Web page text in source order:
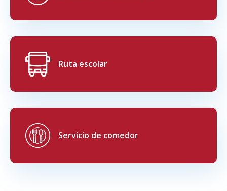
Ruta escolar
Servicio de comedor